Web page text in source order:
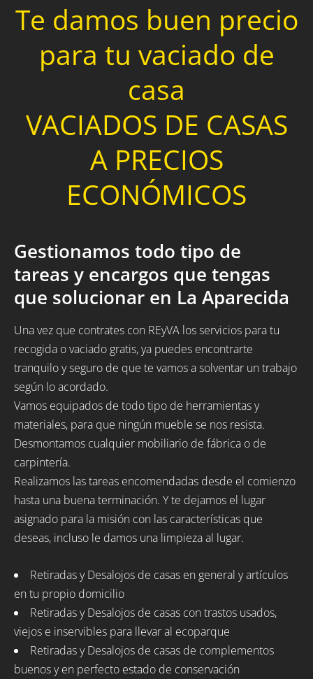
Te damos buen precio
para tu vaciado de
casa
VACIADOS DE CASAS
A PRECIOS
ECONÓMICOS
Gestionamos todo tipo de
tareas y encargos que tengas
que solucionar en La Aparecida
Una vez que contrates con REyVA los servicios para tu
recogida o vaciado gratis, ya puedes encontrarte
tranquilo y seguro de que te vamos a solventar un trabajo
según lo acordado.
Vamos equipados de todo tipo de herramientas y
materiales, para que ningún mueble se nos resista.
Desmontamos cualquier mobiliario de fábrica o de
carpintería.
Realizamos las tareas encomendadas desde el comienzo
hasta una buena terminación. Y te dejamos el lugar
asignado para la misión con las características que
deseas, incluso le damos una limpieza al lugar.
Retiradas y Desalojos de casas en general y artículos
en tu propio domicilio
Retiradas y Desalojos de casas con trastos usados,
viejos e inservibles para llevar al ecoparque
Retiradas y Desalojos de casas de complementos
buenos y en perfecto estado de conservación